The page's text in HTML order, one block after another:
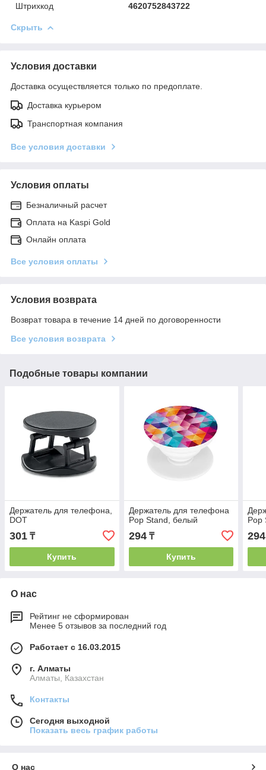
Штрихкод
4620752843722
Скрыть
Условия доставки
Доставка осуществляется только по предоплате.
Доставка курьером
Транспортная компания
Все условия доставки
Условия оплаты
Безналичный расчет
Оплата на Kaspi Gold
Онлайн оплата
Все условия оплаты
Условия возврата
Возврат товара в течение 14 дней по договоренности
Все условия возврата
Подобные товары компании
Держатель для телефона,
DOT
301 ₸
Купить
Держатель для телефона
Pop Stand, белый
294₸
Купить
Pop
294
О нас
Рейтинг не сформирован
Менее 5 отзывов за последний год
Работает с 16.03.2015
г. Алматы
Алматы, Казахстан
Контакты
Сегодня выходной
Показать весь график работы
О нас